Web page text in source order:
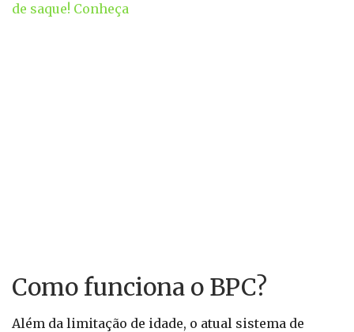
de saque! Conheça
Como funciona o BPC?
Além da limitação de idade, o atual sistema de